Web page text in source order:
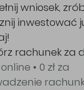
wniosek,
inwestować
rachunek za
online • 0 zł za